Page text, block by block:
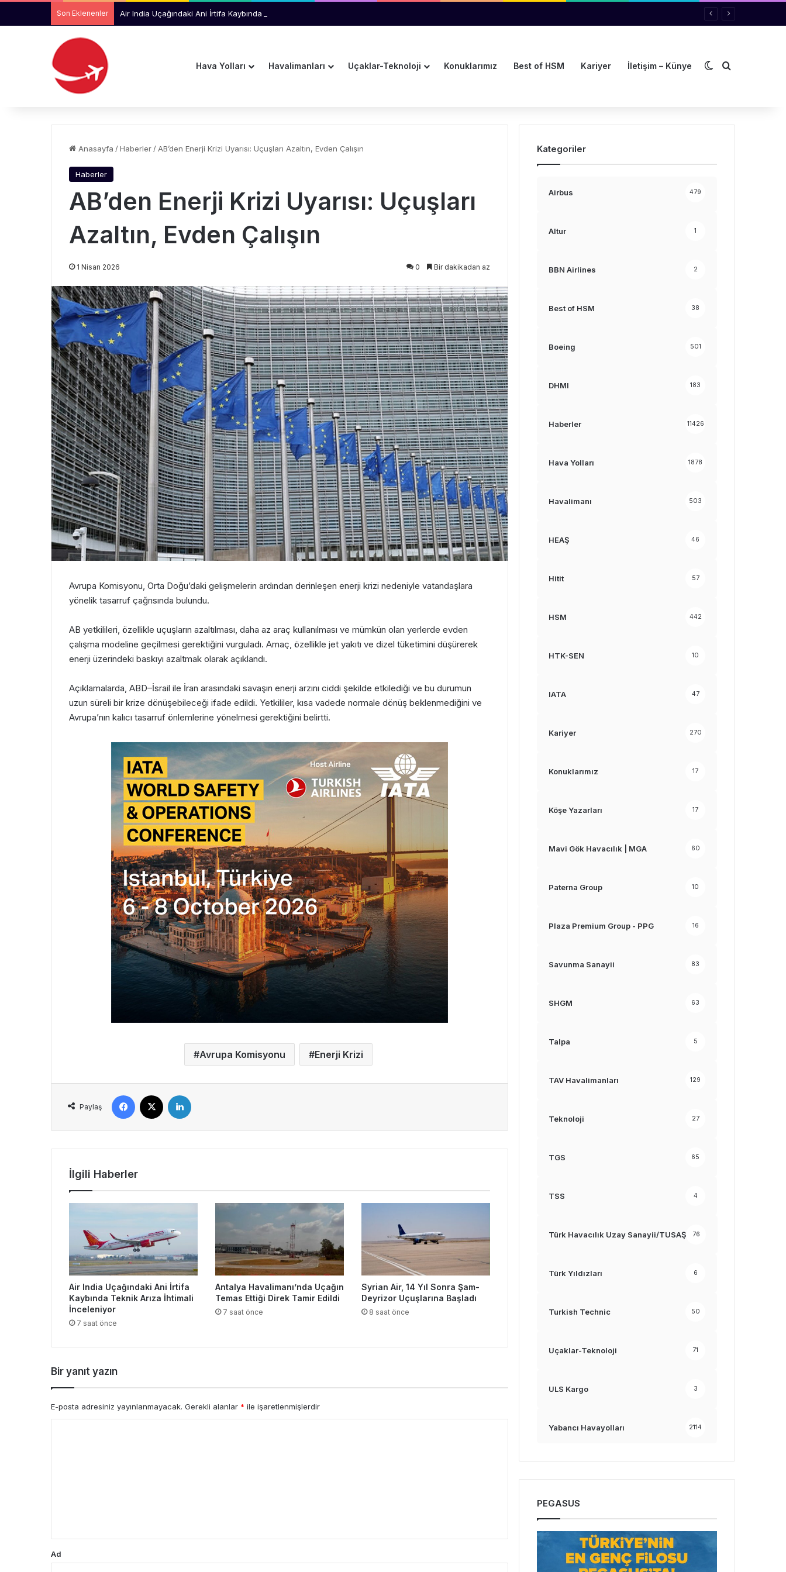
Son Eklenenler Air India Uçağındaki Ani İrtifa Kaybında Teknik Arıza İhtimali İnceleniyor
Hava Yolları Havalimanları Uçaklar-Teknoloji Konuklarımız Best of HSM Kariyer İletişim – Künye Dış görünümü
Arama yap
Anasayfa /Haberler /AB’den Enerji Krizi Uyarısı: Uçuşları Azaltın, Evden Çalışın
Haberler
AB’den Enerji Krizi Uyarısı: Uçuşları
Azaltın, Evden Çalışın
1 Nisan 2026 0 Bir dakikadan az
Avrupa Komisyonu, Orta Doğu’daki gelişmelerin ardından derinleşen enerji krizi nedeniyle vatandaşlara
yönelik tasarruf çağrısında bulundu.
AB yetkilileri, özellikle uçuşların azaltılması, daha az araç kullanılması ve mümkün olan yerlerde evden
çalışma modeline geçilmesi gerektiğini vurguladı. Amaç, özellikle jet yakıtı ve dizel tüketimini düşürerek
enerji üzerindeki baskıyı azaltmak olarak açıklandı.
Açıklamalarda, ABD–İsrail ile İran arasındaki savaşın enerji arzını ciddi şekilde etkilediği ve bu durumun
uzun süreli bir krize dönüşebileceği ifade edildi. Yetkililer, kısa vadede normale dönüş beklenmediğini ve
Avrupa’nın kalıcı tasarruf önlemlerine yönelmesi gerektiğini belirtti.
Avrupa Komisyonu Enerji Krizi
Paylaş
Facebook
İlgili Haberler
Air India Uçağındaki Ani İrtifa
Kaybında Teknik Arıza İhtimali
İnceleniyor
7 saat önce
Antalya Havalimanı’nda Uçağın
Temas Ettiği Direk Tamir Edildi
7 saat önce
Syrian Air, 14 Yıl Sonra Şam-
Deyrizor Uçuşlarına Başladı
8 saat önce
Bir yanıt yazın
E-posta adresiniz yayınlanmayacak. Gerekli alanlar * ile işaretlenmişlerdir
Ad
Kategoriler
Airbus 479
Altur 1
BBN Airlines 2
Best of HSM 38
Boeing 501
DHMI 183
Haberler 11426
Hava Yolları 1878
Havalimanı 503
HEAŞ 46
Hitit 57
HSM 442
HTK-SEN 10
IATA 47
Kariyer 270
Konuklarımız 17
Köşe Yazarları 17
Mavi Gök Havacılık | MGA 60
Paterna Group 10
Plaza Premium Group - PPG 16
Savunma Sanayii 83
SHGM 63
Talpa 5
TAV Havalimanları 129
Teknoloji 27
TGS 65
TSS 4
Türk Havacılık Uzay Sanayii/TUSAŞ 76
Türk Yıldızları 6
Turkish Technic 50
Uçaklar-Teknoloji 71
ULS Kargo 3
Yabancı Havayolları 2114
PEGASUS